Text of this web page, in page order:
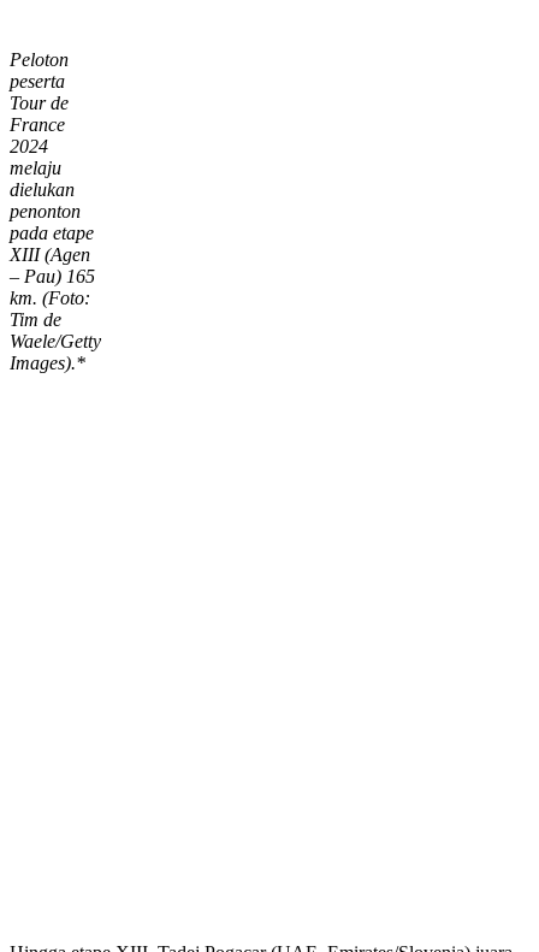
Peloton
peserta
Tour de
France
2024
melaju
dielukan
penonton
pada etape
XIII (Agen
– Pau) 165
km. (Foto:
Tim de
Waele/Getty
Images).*